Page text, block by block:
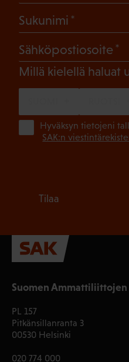
Suomen Ammattiliittojen
PL 157
Pitkänsillanranta 3
00530 Helsinki
020 774 000
Sukunimi
Sähköpostiosoite
Millä kielellä haluat
Hyväksyn tietojeni
SAK:n
Tilaa